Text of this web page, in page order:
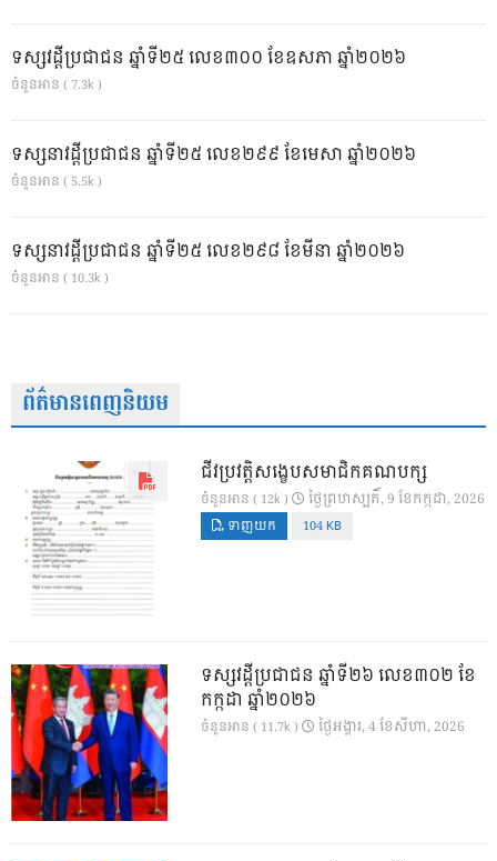
ទស្សវដ្តីប្រជាជន ឆ្នាំទី២៥ លេខ៣០០ ខែឧសភា ឆ្នាំ២០២៦
ចំនួនអាន ( 7.3k )
ទស្សនាវដ្ដីប្រជាជន ឆ្នាំទី២៥ លេខ២៩៩ ខែមេសា ឆ្នាំ២០២៦
ចំនួនអាន ( 5.5k )
ទស្សនាវដ្ដីប្រជាជន ឆ្នាំទី២៥ លេខ២៩៨ ខែមីនា ឆ្នាំ២០២៦
ចំនួនអាន ( 10.3k )
ព័ត៌មានពេញនិយម
ជីវប្រវត្តិសង្ខេបសមាជិកគណបក្ស
ចំនួនអាន ( 12k ) ថ្ងៃ​ព្រហស្បតិ៍, 9 ខែ​កក្កដា, 2026
ទាញយក 104 KB
ទស្សវដ្តីប្រជាជន ឆ្នាំទី២៦ លេខ៣០២ ខែ
កក្កដា ឆ្នាំ២០២៦
ចំនួនអាន ( 11.7k ) ថ្ងៃ​អង្គារ, 4 ខែ​សីហា, 2026